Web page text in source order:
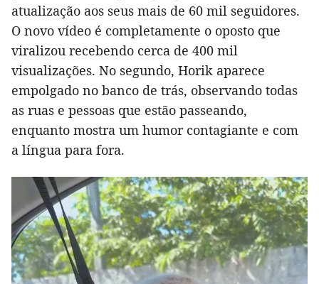
atualização aos seus mais de 60 mil seguidores.
O novo vídeo é completamente o oposto que
viralizou recebendo cerca de 400 mil
visualizações. No segundo, Horik aparece
empolgado no banco de trás, observando todas
as ruas e pessoas que estão passeando,
enquanto mostra um humor contagiante e com
a língua para fora.